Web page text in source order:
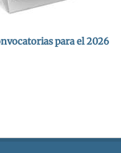
para el 2026